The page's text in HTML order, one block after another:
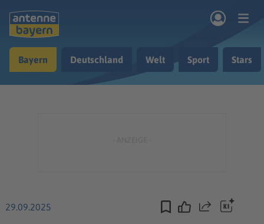
Musik & Radio
Bayern Deutschland Welt Sport Stars
29.09.2025 Teilen